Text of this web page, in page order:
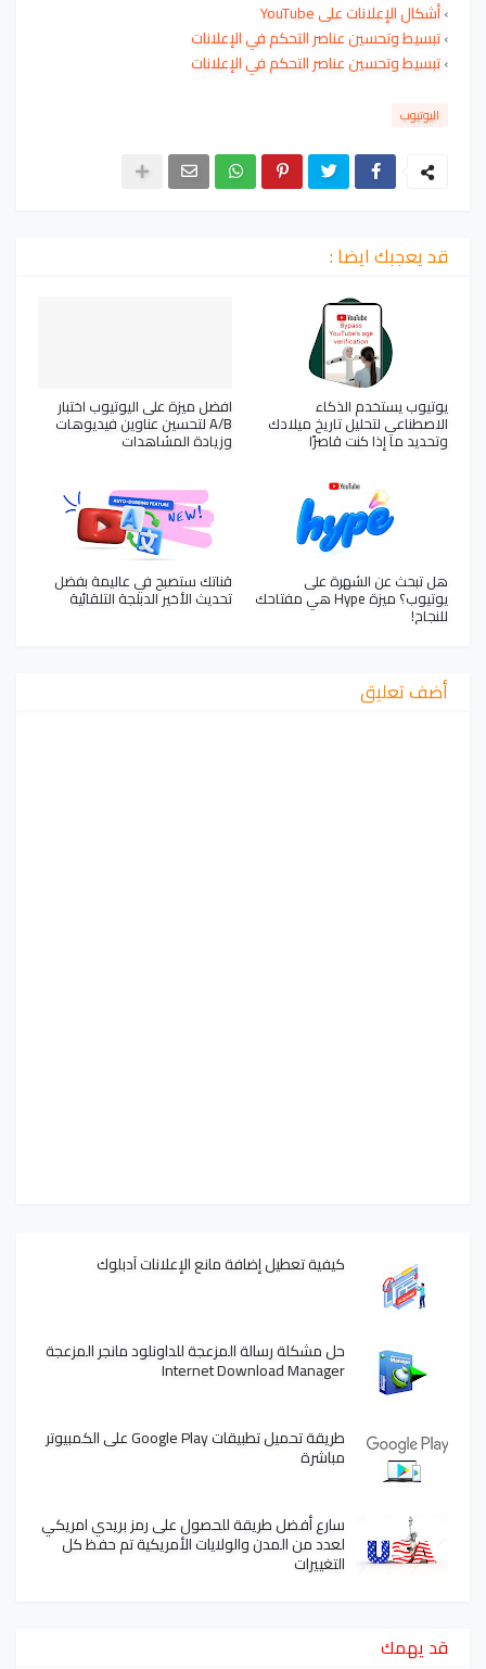
›أشكال الإعلانات على YouTube
›تبسيط وتحسين عناصر التحكم في الإعلانات
›تبسيط وتحسين عناصر التحكم في الإعلانات
اليوتيوب
قد يعجبك ايضا :
يوتيوب يستخدم الذكاء
الاصطناعي لتحليل تاريخ ميلادك
وتحديد ما إذا كنت قاصرًا
افضل ميزة على اليوتيوب اختبار
A/B لتحسين عناوين فيديوهات
وزيادة المشاهدات
هل تبحث عن الشهرة على
يوتيوب؟ ميزة Hype هي مفتاحك
للنجاح!
قناتك ستصبح في عاليمة بفضل
تحديث الأخير الدبلجة التلقائية
أضف تعليق
كيفية تعطيل إضافة مانع الإعلانات آدبلوك
حل مشكلة رسالة المزعجة للداونلود مانجر المزعجة
Internet Download Manager
طريقة تحميل تطبيقات Google Play على الكمبيوتر
مباشرة
سارع أفضل طريقة للحصول على رمز بريدي امريكي
لعدد من المدن والولايات الأمريكية تم حفظ كل
التغييرات
قد يهمك